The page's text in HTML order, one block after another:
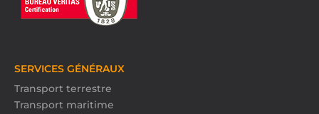
SERVICES GÉNÉRAUX
Transport terrestre
Transport maritime